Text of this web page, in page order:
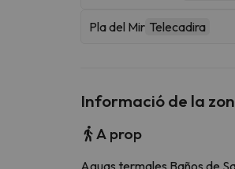
Pla del Mir Telecadira
Informació de la
A prop
Aguas termales Baños de